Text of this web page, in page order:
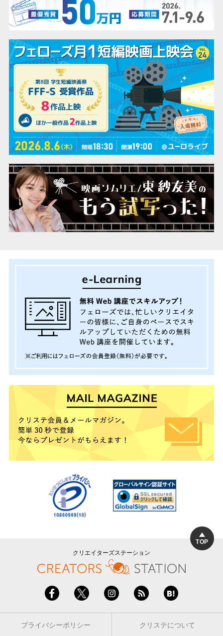
TOP
クリエイターズステーション
プライバシーポリシー クリステについて